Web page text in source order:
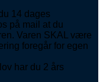
14 dages
på mail at du
Varen SKAL være
foregår for egen
har du 2 års